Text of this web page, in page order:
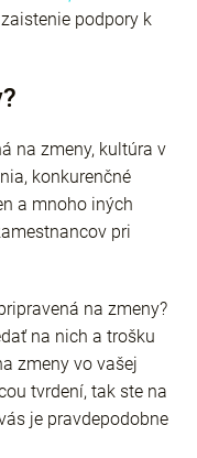
podpory k
na zmeny, kultúra v
konkurenčné
a mnoho iných
pri
na zmeny?
na nich a trošku
zmeny vo vašej
tvrdení, tak ste na
je pravdepodobne